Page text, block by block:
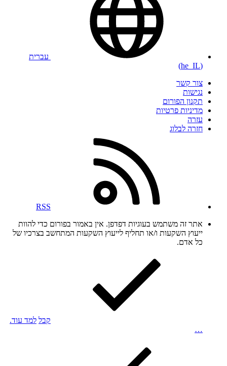
עברית
(he_IL)
צור קשר
נגישות
תקנון הפורום
מדיניות פרטיות
עזרה
חזרה לבלוג
RSS
אתר זה משתמש בעוגיות דפדפן. אין באמור בפורום כדי להוות
ייעוץ השקעות ו/או תחליף לייעוץ השקעות המתחשב בצרכיו של
כל אדם.
קבל למד עוד.
…